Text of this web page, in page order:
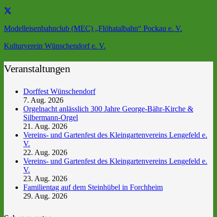
Modelleisenbahnclub (MEC) „Flöhatalbahn“ Pockau e. V.
Kulturverein Wünschendorf e. V.
Veranstaltungen
Dorffest Wünschendorf
7. Aug. 2026
Orgelnacht anlässlich 300 Jahre George-Bähr-Kirche &
Silbermann-Orgel
21. Aug. 2026
Vereins- und Gartenfest des Kleingartenvereins Lengefeld e.
V.
22. Aug. 2026
Vereins- und Gartenfest des Kleingartenvereins Lengefeld e.
V.
23. Aug. 2026
Familientag auf dem Steinhübel in Forchheim
29. Aug. 2026